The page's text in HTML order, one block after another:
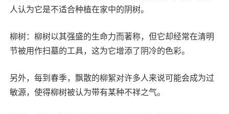
人认为它是不适合种植在家中的阴树。
柳树：柳树以其强盛的生命力而著称，但它却经常在清明
节被用作扫墓的工具，这为它增添了阴冷的色彩。
另外，每到春季，飘散的柳絮对许多人来说可能会成为过
敏源，使得柳树被认为带有某种不祥之气。